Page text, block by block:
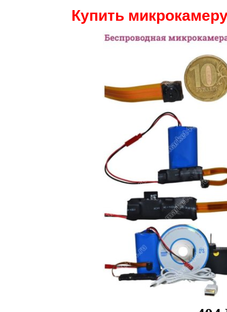
Купить